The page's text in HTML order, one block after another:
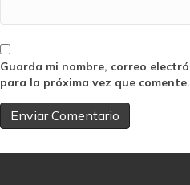
Guarda mi nombre, correo
para la próxima vez que comente.